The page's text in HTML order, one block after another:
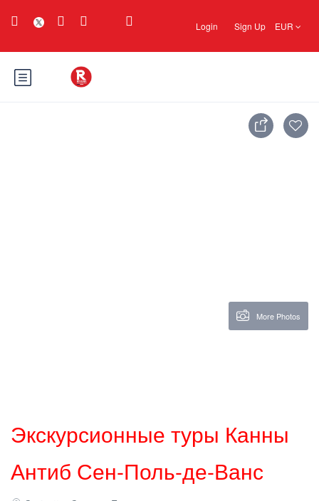
Login Sign Up EUR
More Photos
Экскурсионные туры Канны
Антиб Сен-Поль-де-Ванс